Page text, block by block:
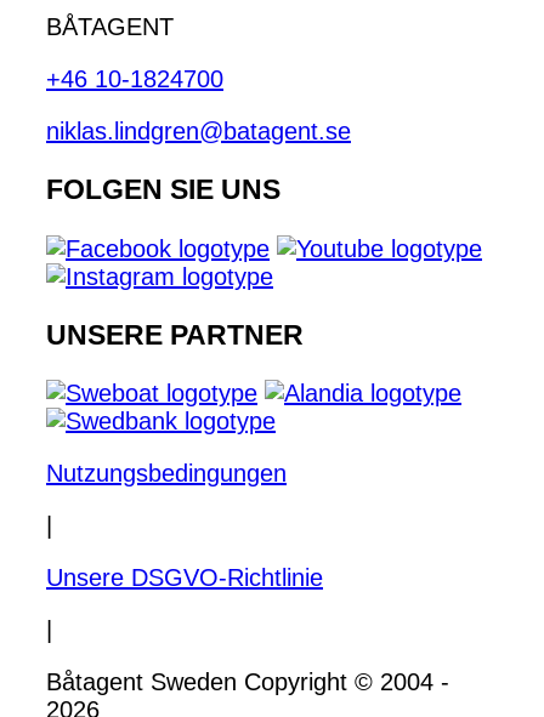
BÅTAGENT
+46 10-1824700
niklas.lindgren@batagent.se
FOLGEN SIE UNS
UNSERE PARTNER
Nutzungsbedingungen
Unsere DSGVO-Richtlinie
Båtagent Sweden Copyright © 2004 -
2026